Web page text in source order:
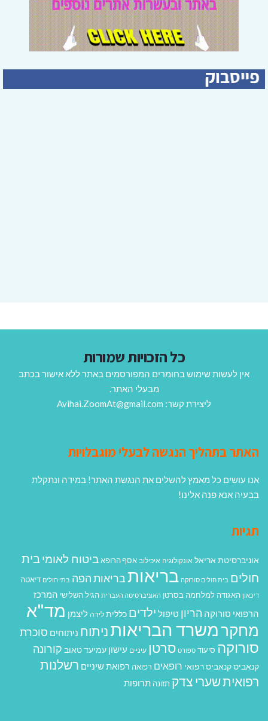
כל הזכויות שמורות
אין לעשות שימוש בחומרים המפורסמים באתר ללא אישור בכתב
מבעלי האתר.
ליצירת קשר: Avihai.ZoomAt@gmail.com
האתר בתהליך הנגשה לבעלי מוגבלויות
אנו עושים כל מאמץ להשלים את הנגשת האתר! במידה ונתקלת
בבעיה אנא פנה אלינו!
תגיות
אוניברסיטת אריאל אונקולוגיה איכילוב אסף הרופא ביטוח לאומיבית
חולים בית חולים סורוקה בריאות בריאות הפה בתי חולים דיאטה
דיכאון האגודה למלחמה בסרטן האוניברסיטה העברית הגיל השלישי המרכז
הרפואי סורוקה הריון טיפול ילדים כללית לידה ליצמן מד"א
מחקרמשרד הבריאות ניתוח ניתוחים סוכרת
סורוקה סיעוד ספורט סרטן עיניים עישון עמיעד טאוב קורונה
קנאביסקנאביס רפואי רופאים רפואה רפואת שיניים רשלנות
רפואיתשערי צדק תזונה תרופות